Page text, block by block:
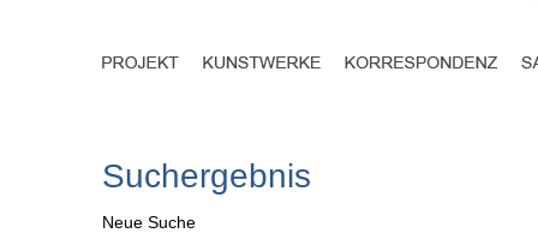
Suchergebnis
Neue Suche